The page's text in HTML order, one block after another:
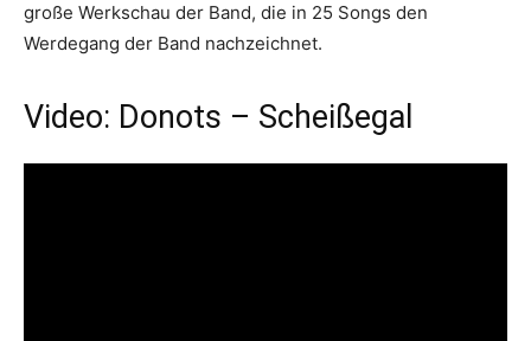
große Werkschau der Band, die in 25 Songs den
Werdegang der Band nachzeichnet.
Video: Donots – Scheißegal